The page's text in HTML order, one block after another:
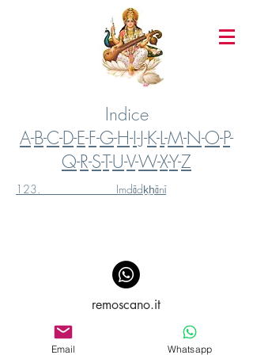
Indice
A-B-C-D-E-F-G-H-I-J-K-L-M-N-O-P-
Q-R-S-T-U-V-W-X-Y-Z
123. Imdādḵẖānī
remoscano.it
Email Whatsapp